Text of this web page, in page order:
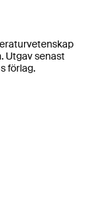
Utgav senast
förlag.